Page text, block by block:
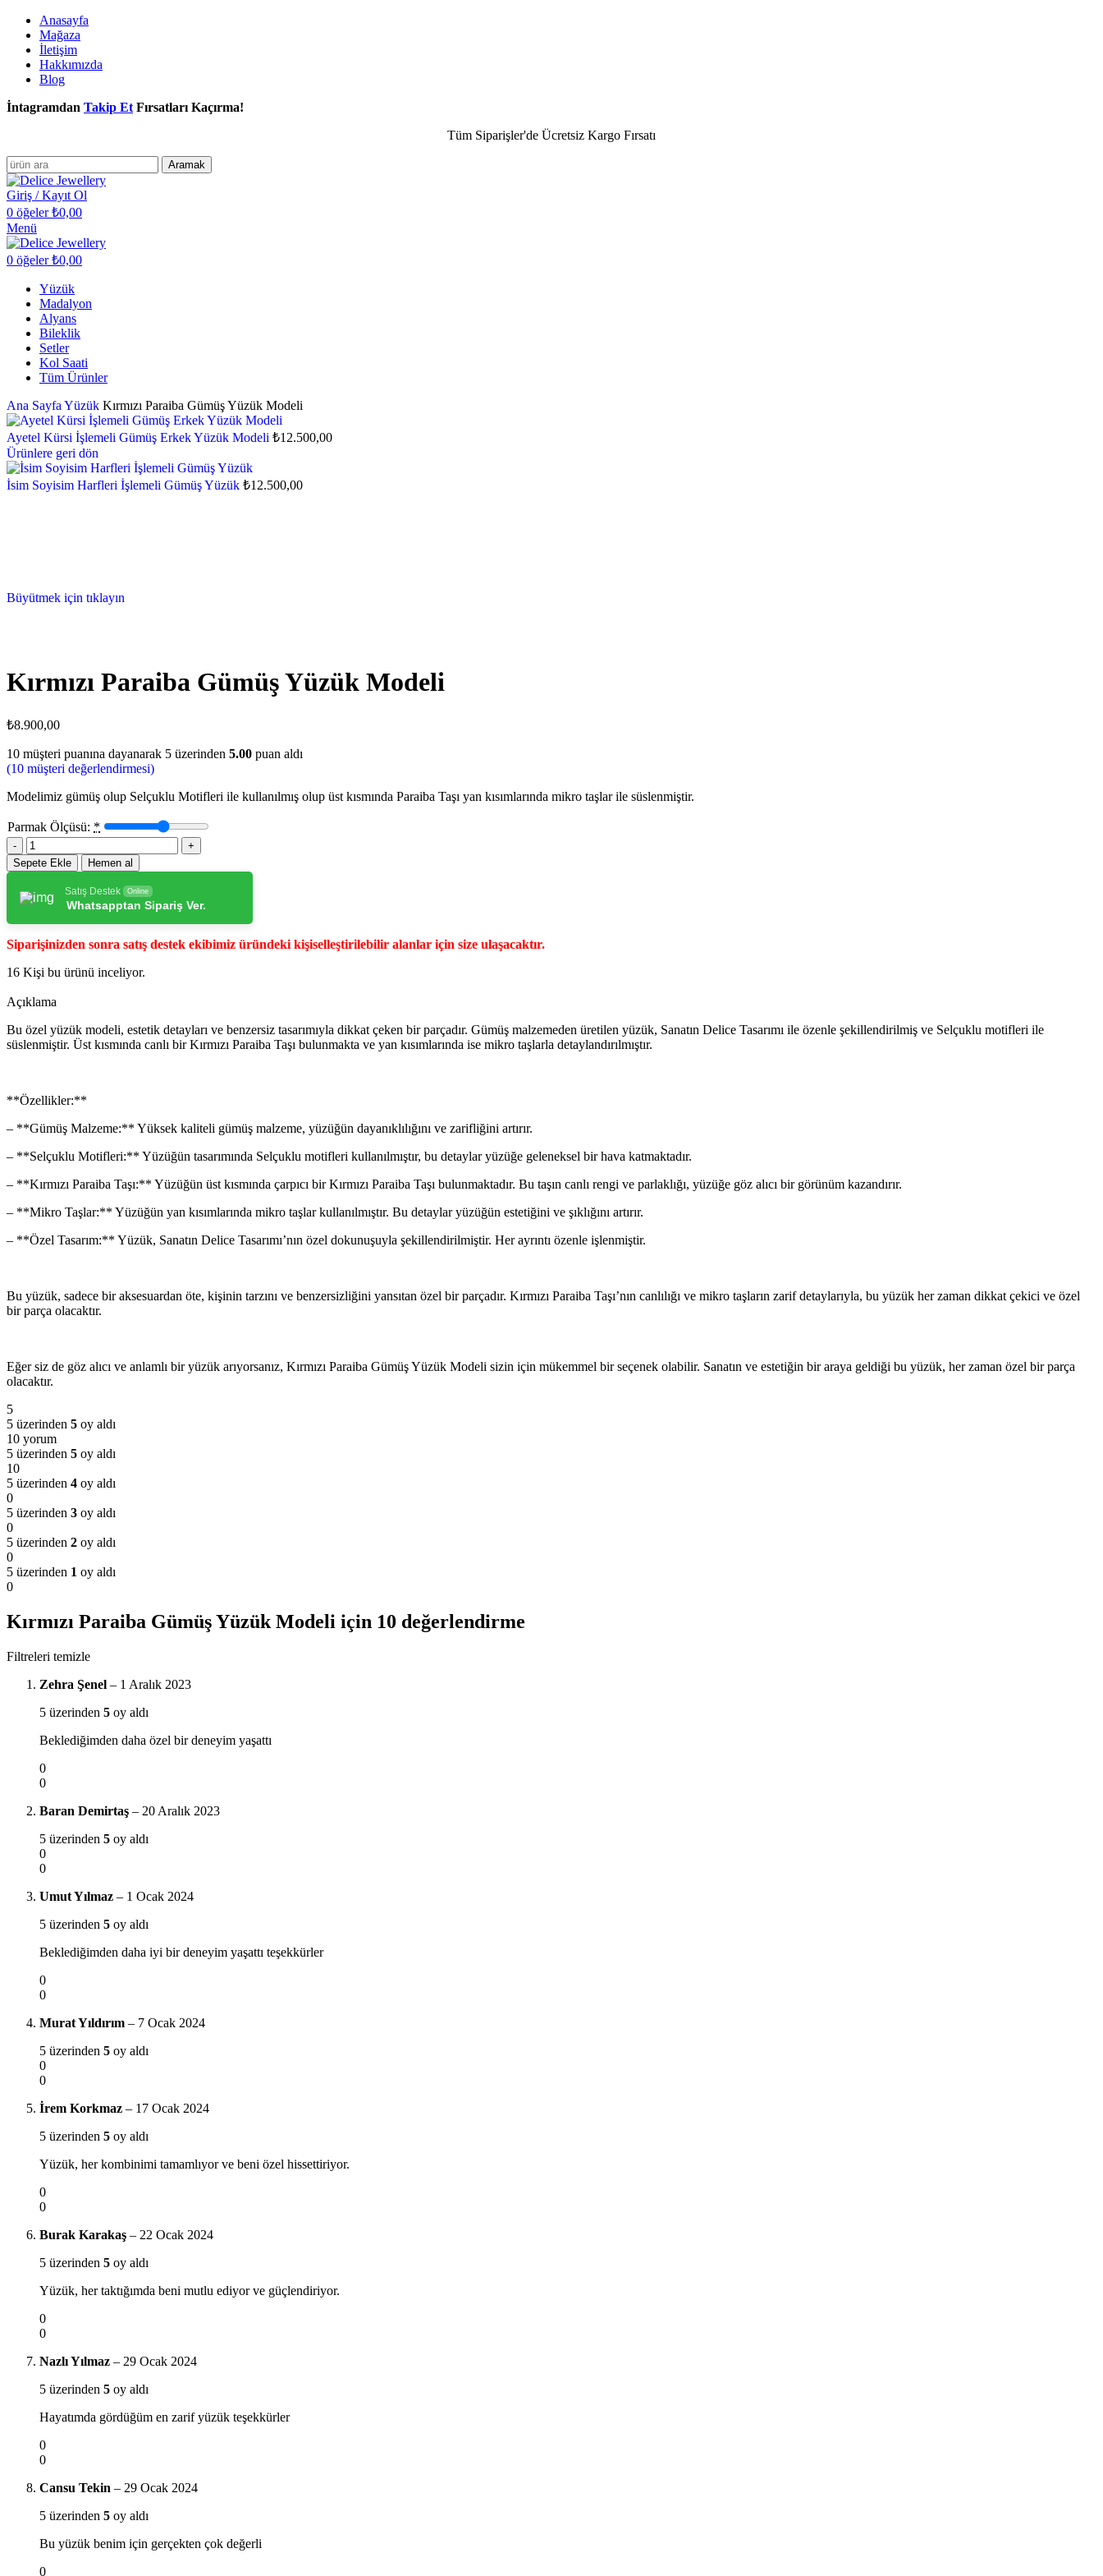
Anasayfa
Mağaza
İletişim
Hakkımızda
Blog
İntagramdan Takip Et Fırsatları Kaçırma!
Tüm Siparişler'de Ücretsiz Kargo Fırsatı
Aramak
Giriş / Kayıt Ol
0 öğeler ₺0,00
Menü
0 öğeler ₺0,00
Yüzük
Madalyon
Alyans
Bileklik
Setler
Kol Saati
Tüm Ürünler
Ana Sayfa Yüzük Kırmızı Paraiba Gümüş Yüzük Modeli
Ayetel Kürsi İşlemeli Gümüş Erkek Yüzük Modeli ₺12.500,00
Ürünlere geri dön
İsim Soyisim Harfleri İşlemeli Gümüş Yüzük ₺12.500,00
Büyütmek için tıklayın
Kırmızı Paraiba Gümüş Yüzük Modeli
₺8.900,00
10 müşteri puanına dayanarak 5 üzerinden 5.00 puan aldı
(10 müşteri değerlendirmesi)
Modelimiz gümüş olup Selçuklu Motifleri ile kullanılmış olup üst kısmında Paraiba Taşı yan kısımlarında mikro taşlar ile süslenmiştir.
Parmak Ölçüsü: *
Sepete Ekle Hemen al
Satış Destek Online
Whatsapptan Sipariş Ver.
Siparişinizden sonra satış destek ekibimiz üründeki kişiselleştirilebilir alanlar için size ulaşacaktır.
16 Kişi bu ürünü inceliyor.
Açıklama
Bu özel yüzük modeli, estetik detayları ve benzersiz tasarımıyla dikkat çeken bir parçadır. Gümüş malzemeden üretilen yüzük, Sanatın Delice Tasarımı ile özenle şekillendirilmiş ve Selçuklu motifleri ile
süslenmiştir. Üst kısmında canlı bir Kırmızı Paraiba Taşı bulunmakta ve yan kısımlarında ise mikro taşlarla detaylandırılmıştır.
**Özellikler:**
– **Gümüş Malzeme:** Yüksek kaliteli gümüş malzeme, yüzüğün dayanıklılığını ve zarifliğini artırır.
– **Selçuklu Motifleri:** Yüzüğün tasarımında Selçuklu motifleri kullanılmıştır, bu detaylar yüzüğe geleneksel bir hava katmaktadır.
– **Kırmızı Paraiba Taşı:** Yüzüğün üst kısmında çarpıcı bir Kırmızı Paraiba Taşı bulunmaktadır. Bu taşın canlı rengi ve parlaklığı, yüzüğe göz alıcı bir görünüm kazandırır.
– **Mikro Taşlar:** Yüzüğün yan kısımlarında mikro taşlar kullanılmıştır. Bu detaylar yüzüğün estetiğini ve şıklığını artırır.
– **Özel Tasarım:** Yüzük, Sanatın Delice Tasarımı’nın özel dokunuşuyla şekillendirilmiştir. Her ayrıntı özenle işlenmiştir.
Bu yüzük, sadece bir aksesuardan öte, kişinin tarzını ve benzersizliğini yansıtan özel bir parçadır. Kırmızı Paraiba Taşı’nın canlılığı ve mikro taşların zarif detaylarıyla, bu yüzük her zaman dikkat çekici ve özel
bir parça olacaktır.
Eğer siz de göz alıcı ve anlamlı bir yüzük arıyorsanız, Kırmızı Paraiba Gümüş Yüzük Modeli sizin için mükemmel bir seçenek olabilir. Sanatın ve estetiğin bir araya geldiği bu yüzük, her zaman özel bir parça
olacaktır.
5
5 üzerinden 5 oy aldı
10 yorum
5 üzerinden 5 oy aldı
10
5 üzerinden 4 oy aldı
0
5 üzerinden 3 oy aldı
0
5 üzerinden 2 oy aldı
0
5 üzerinden 1 oy aldı
0
Kırmızı Paraiba Gümüş Yüzük Modeli için 10 değerlendirme
Filtreleri temizle
Zehra Şenel – 1 Aralık 2023
5 üzerinden 5 oy aldı
Beklediğimden daha özel bir deneyim yaşattı
0
0
Baran Demirtaş – 20 Aralık 2023
5 üzerinden 5 oy aldı
0
0
Umut Yılmaz – 1 Ocak 2024
5 üzerinden 5 oy aldı
Beklediğimden daha iyi bir deneyim yaşattı teşekkürler
0
0
Murat Yıldırım – 7 Ocak 2024
5 üzerinden 5 oy aldı
0
0
İrem Korkmaz – 17 Ocak 2024
5 üzerinden 5 oy aldı
Yüzük, her kombinimi tamamlıyor ve beni özel hissettiriyor.
0
0
Burak Karakaş – 22 Ocak 2024
5 üzerinden 5 oy aldı
Yüzük, her taktığımda beni mutlu ediyor ve güçlendiriyor.
0
0
Nazlı Yılmaz – 29 Ocak 2024
5 üzerinden 5 oy aldı
Hayatımda gördüğüm en zarif yüzük teşekkürler
0
0
Cansu Tekin – 29 Ocak 2024
5 üzerinden 5 oy aldı
Bu yüzük benim için gerçekten çok değerli
0